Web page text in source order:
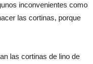
inconvenientes como
las cortinas, porque
las cortinas de lino de